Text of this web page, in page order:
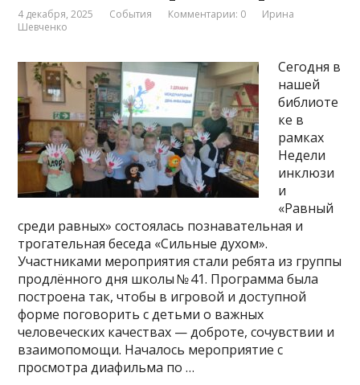
4 декабря, 2025 События Комментарии: 0
Ирина
Шевченко
Сегодня в
нашей
библиоте
ке в
рамках
Недели
инклюзи
и
«Равный
среди равных» состоялась познавательная и
трогательная беседа «Сильные духом».
Участниками мероприятия стали ребята из группы
продлённого дня школы № 41. Программа была
построена так, чтобы в игровой и доступной
форме поговорить с детьми о важных
человеческих качествах — доброте, сочувствии и
взаимопомощи. Началось мероприятие с
просмотра диафильма по …